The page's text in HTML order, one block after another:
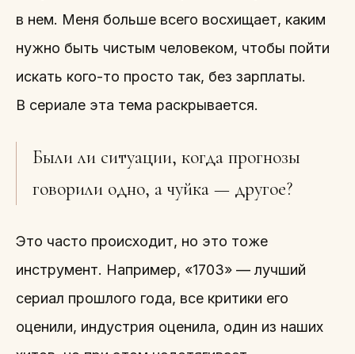
в нем. Меня больше всего восхищает, каким
нужно быть чистым человеком, чтобы пойти
искать кого-то просто так, без зарплаты.
В сериале эта тема раскрывается.
Были ли ситуации, когда прогнозы
говорили одно, а чуйка — другое?
Это часто происходит, но это тоже
инструмент. Например, «1703» — лучший
сериал прошлого года, все критики его
оценили, индустрия оценила, один из наших